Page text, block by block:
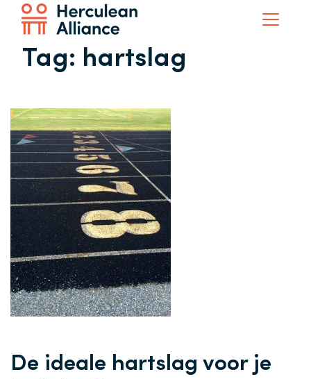
Tag: hartslag
De ideale hartslag voor je